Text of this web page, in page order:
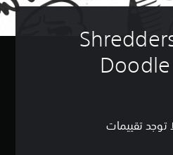
توجد تقييمات